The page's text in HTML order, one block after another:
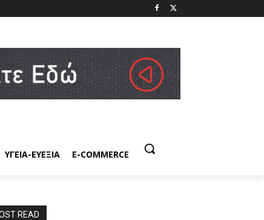
ΥΓΕΙΑ-ΕΥΕΞΙΑ E-COMMERCE
READ